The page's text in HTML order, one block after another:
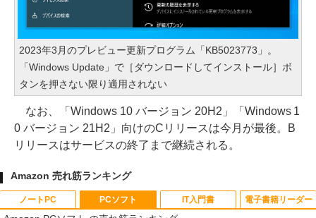
2023年3月のプレビュー更新プログラム「KB5023773」。
「Windows Update」で［ダウンロードしてインストール］ボ
タンを押さない限り適用されない
なお、「Windows 10 バージョン 20H2」「Windows 1
0 バージョン 21H2」向けのCリリースは今月が最後。B
リリースはサービスの終了まで継続される。
Amazon 売れ筋ランキング
ノートPC PCソフト IT入門書 電子書籍リーダー